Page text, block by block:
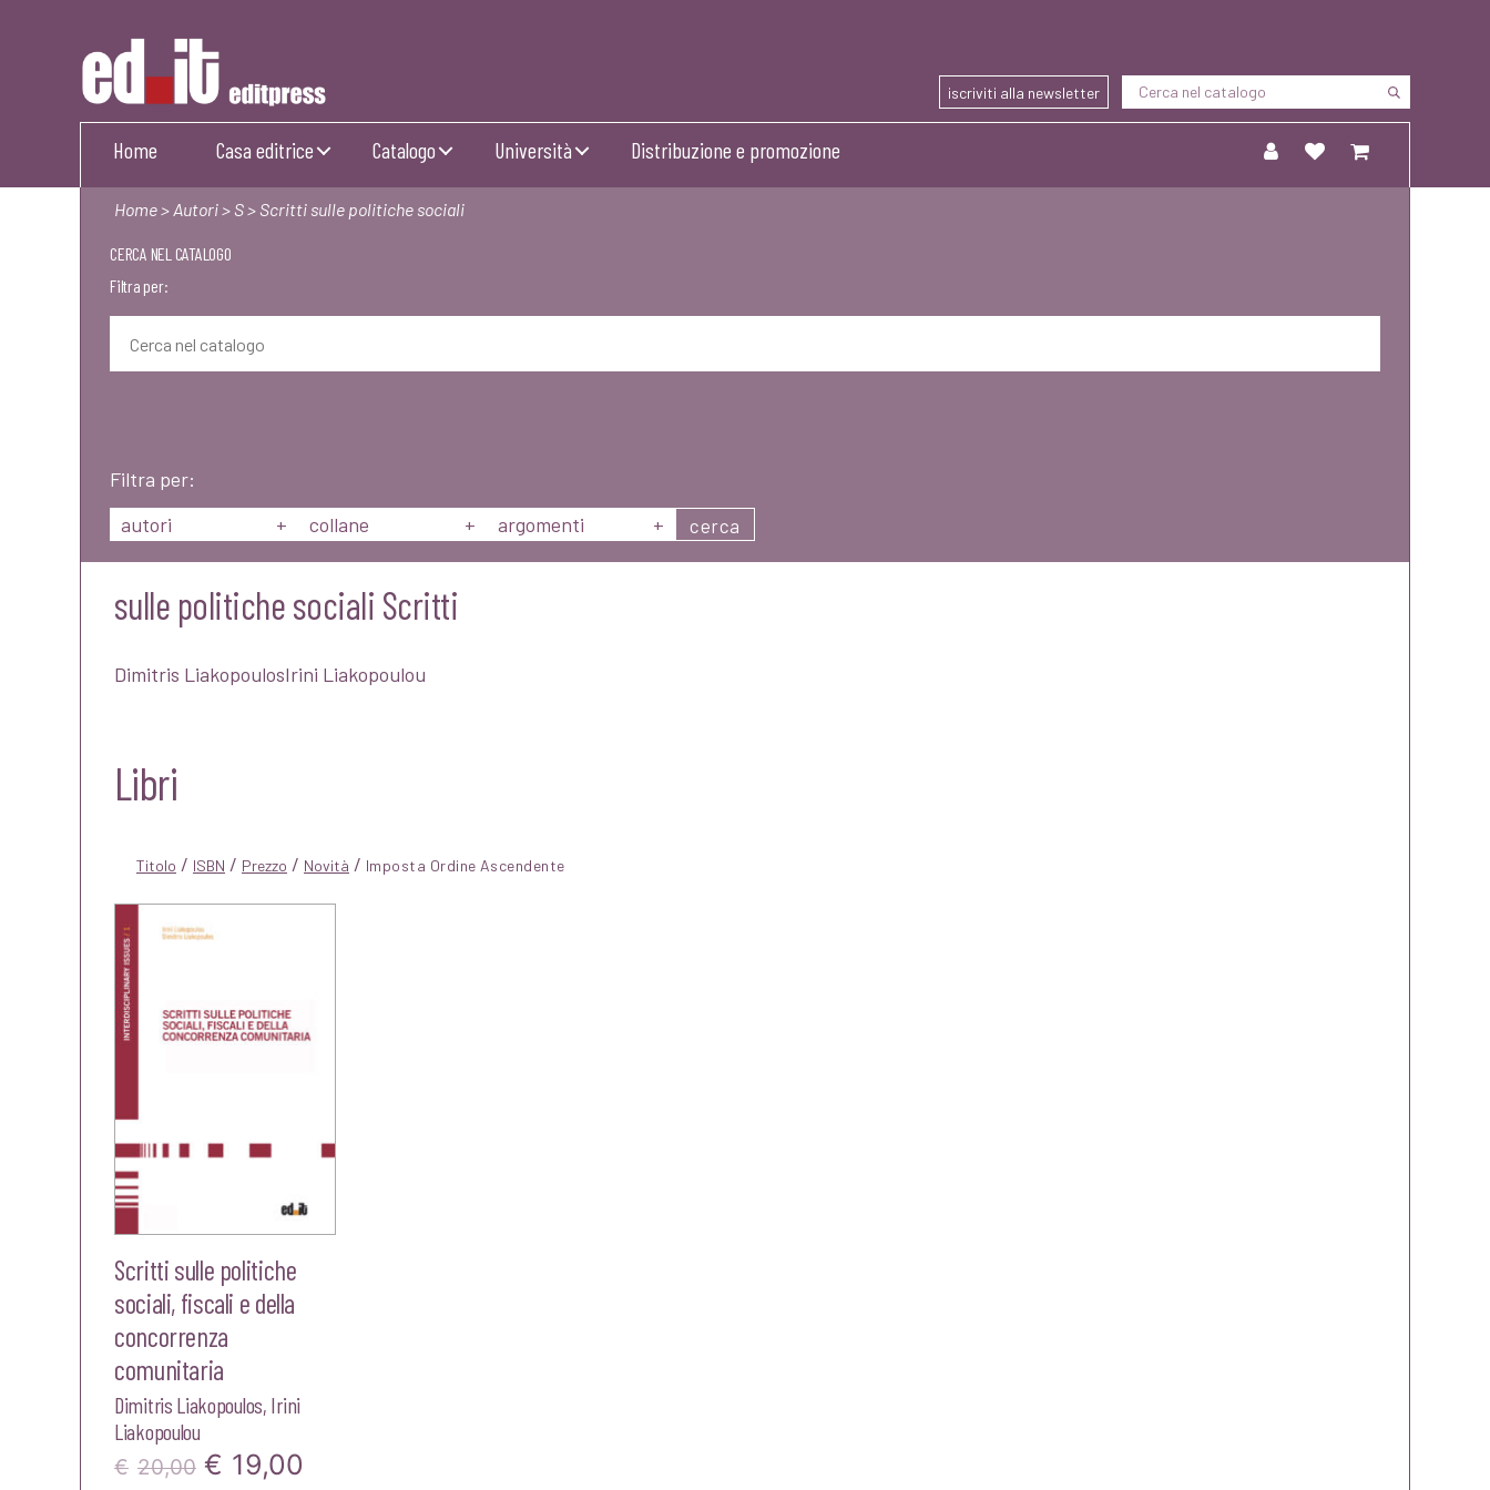
Editpress
iscriviti alla newsletter
Home Casa editrice Catalogo Università Distribuzione e promozione
Home> Autori> S> Scritti sulle politiche sociali
CERCA NEL CATALOGO
Filtra per:
Filtra per:
autori
+ collane + argomenti + cerca
sulle politiche sociali Scritti
Dimitris LiakopoulosIrini Liakopoulou
Libri
Titolo / ISBN / Prezzo / Novità /
Scritti sulle politiche
sociali, fiscali e della
concorrenza
comunitaria
Dimitris Liakopoulos, Irini
Liakopoulou
€ 20,00 Il
€ 19,00